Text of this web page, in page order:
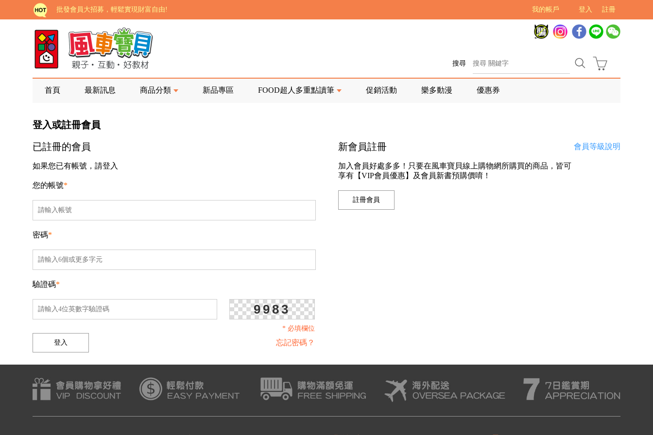
註冊
登入
我的帳戶
批發會員大招募，輕鬆實現財富自由!
如需更改或重開發票 需在訂單成立三天內通知客服 寄回發票需附上回郵郵票
老師您好!!幼教會員火熱招募中~
海外購物免煩惱！點我查看『海外購物流程說明』
家長樂了!「風車書版集團暨FOOD超人企業總部」目前正興建中!
如需更改或重開發票 需在訂單成立三天內通知客服 寄回發票需附上回郵郵票
老師您好!!幼教會員火熱招募中~
海外購物免煩惱！點我查看『海外購物流程說明』
搜尋
首頁 最新訊息 商品分類 新品專區 FOOD超人多重點讀筆 促銷活動 樂多動漫 優惠券
登入或註冊會員
已註冊的會員
如果您已有帳號，請登入
您的帳號*
密碼*
驗證碼*
9983
* 必填欄位
忘記密碼？
新會員註冊 會員等級說明
加入會員好處多多！只要在風車寶貝線上購物網所購買的商品，皆可
享有【VIP會員優惠】及會員新書預購價唷！